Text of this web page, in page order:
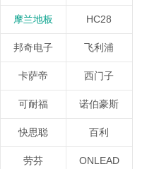
摩兰地板 HC28
邦奇电子 飞利浦
卡萨帝 西门子
可耐福 诺伯豪斯
快思聪 百利
劳芬 ONLEAD